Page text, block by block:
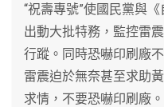
“祝壽專號”使國民黨與
出動大批特務，監控雷
行蹤。同時恐嚇印刷廠
雷震迫於無奈甚至求助
求情，不要恐嚇印刷廠